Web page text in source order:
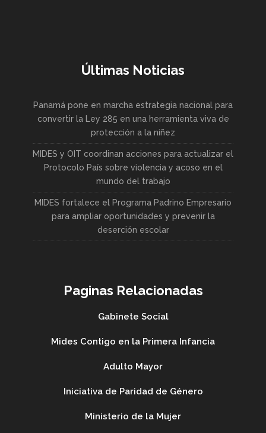
Últimas Noticias
Panamá pone en marcha estrategia nacional para
convertir la Ley 285 en una herramienta viva de
protección a la niñez
MIDES y OIT coordinan acciones para actualizar el
Protocolo País sobre violencia y acoso en el
mundo del trabajo
MIDES fortalece el Programa Padrino Empresario
para ampliar oportunidades y prevenir la
deserción escolar
Paginas Relacionadas
Gabinete Social
Mides Contigo en la Primera Infancia
Adulto Mayor
Iniciativa de Paridad de Género
Ministerio de la Mujer